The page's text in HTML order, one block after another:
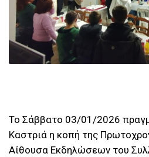
Το Σάββατο 03/01/2026
Καστριά η κοπή της
Αίθουσα Εκδηλώσεων του